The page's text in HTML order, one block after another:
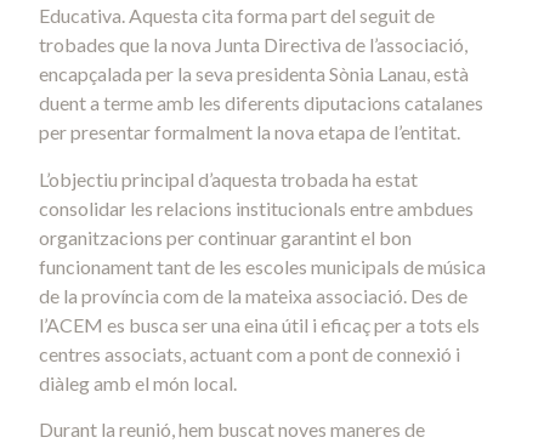
Educativa. Aquesta cita forma part del seguit de
trobades que la nova Junta Directiva de l’associació,
encapçalada per la seva presidenta Sònia Lanau, està
duent a terme amb les diferents diputacions catalanes
per presentar formalment la nova etapa de l’entitat.
L’objectiu principal d’aquesta trobada ha estat
consolidar les relacions institucionals entre ambdues
organitzacions per continuar garantint el bon
funcionament tant de les escoles municipals de música
de la província com de la mateixa associació. Des de
l’ACEM es busca ser una eina útil i eficaç per a tots els
centres associats, actuant com a pont de connexió i
diàleg amb el món local.
Durant la reunió, hem buscat noves maneres de